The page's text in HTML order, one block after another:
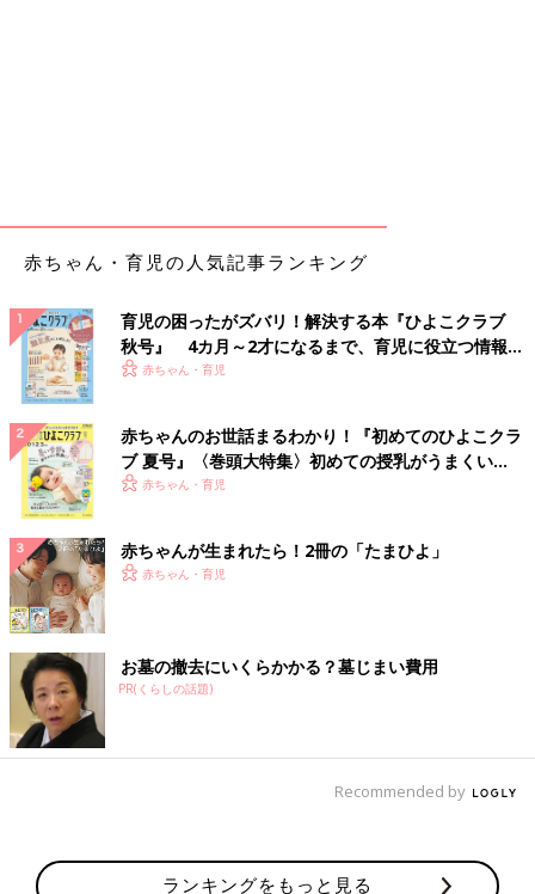
赤ちゃん・育児の人気記事ランキング
育児の困ったがズバリ！解決する本『ひよこクラブ
秋号』 4カ月～2才になるまで、育児に役立つ情報が
いっぱい！
赤ちゃん・育児
赤ちゃんのお世話まるわかり！『初めてのひよこクラ
ブ 夏号』〈巻頭大特集〉初めての授乳がうまくい
く！ おっぱい・ミルクの基本と夏のトラブル 解決テ
赤ちゃん・育児
赤ちゃんが生まれたら！2冊の「たまひよ」
赤ちゃん・育児
お墓の撤去にいくらかかる？墓じまい費用
PR(くらしの話題)
Recommended by
ランキングをもっと見る